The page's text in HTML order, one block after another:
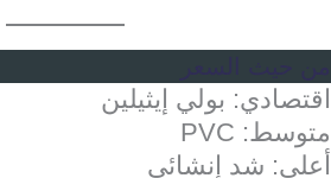
اقتصادي: بولي إيثيلين
متوسط: PVC
أعلى: شد إنشائي